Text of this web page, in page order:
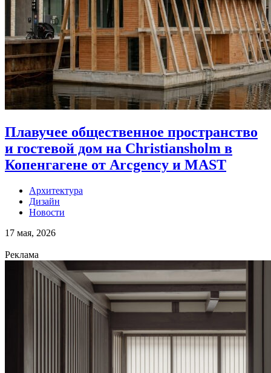
Плавучее общественное пространство
и гостевой дом на Christiansholm в
Копенгагене от Arcgency и MAST
Архитектура
Дизайн
Новости
17 мая, 2026
Реклама